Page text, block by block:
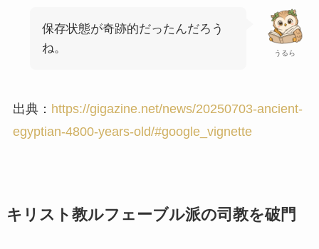
うるら
保存状態が奇跡的だったんだろう
ね。
出典： https://gigazine.net/news/20250703-ancient-
egyptian-4800-years-old/#google_vignette
キリスト教ルフェーブル派の司教を破門